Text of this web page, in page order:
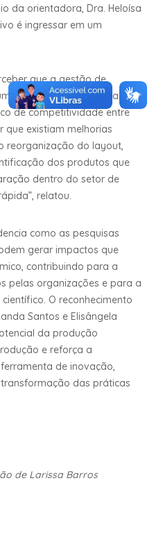
da orientadora, Dra. Heloísa
é ingressar em um
que a gestão de
atividade operacional e
de competitividade entre
que existiam melhorias
reorganização do layout,
dos produtos que
dentro do setor de
relatou.
como as pesquisas
gerar impactos que
contribuindo para a
pelas organizações e para a
O reconhecimento
Santos e Elisângela
da produção
e reforça a
de inovação,
das práticas
de Larissa Barros